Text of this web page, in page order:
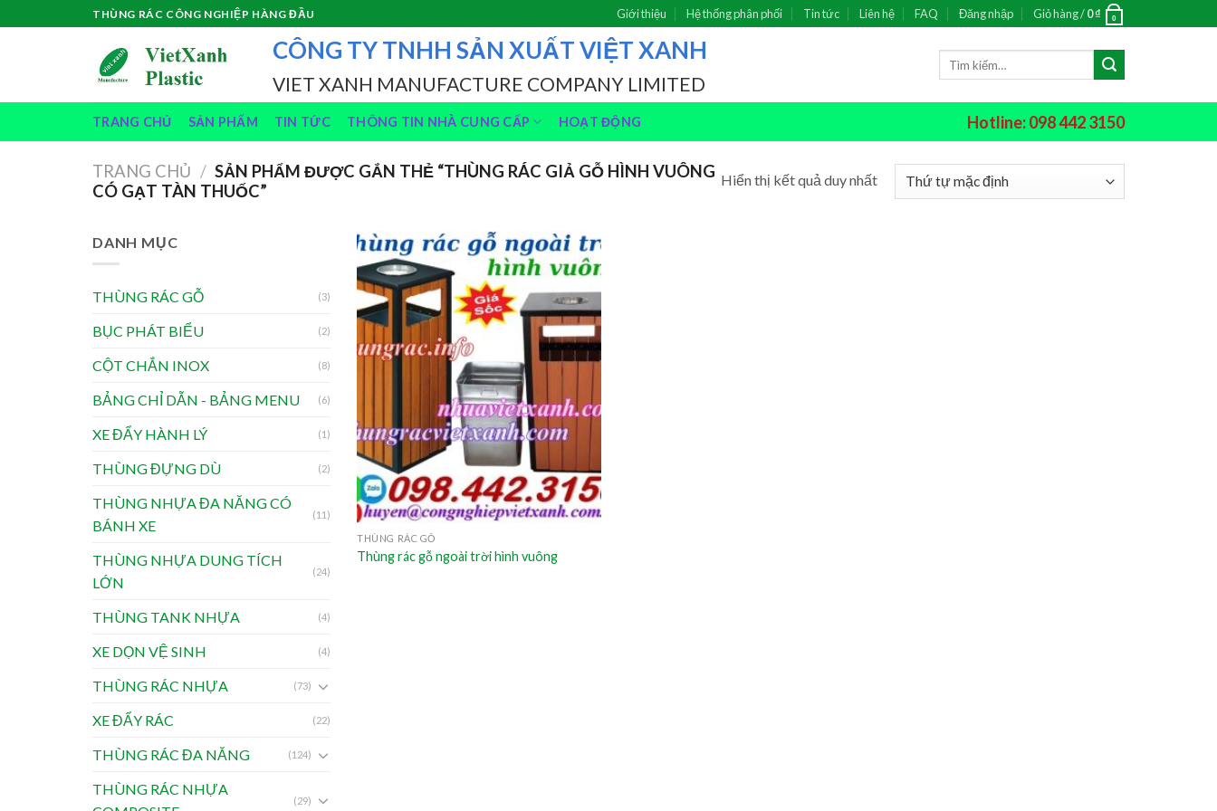
to
THÙNG RÁC CÔNG NGHIỆP HÀNG ĐẦU Giới thiệu Hệ thống phân phối Tin tức Liên hệ FAQ Đăng nhập Giỏ hàng /0₫ 0
CÔNG TY TNHH SẢN XUẤT VIỆT XANH
VIET XANH MANUFACTURE COMPANY LIMITED
TRANG CHỦ SẢN PHẨM TIN TỨC THÔNG TIN NHÀ CUNG CẤP HOẠT ĐỘNG Hotline: 098 442 3150
TRANG CHỦ / SẢN PHẨM ĐƯỢC GẮN THẺ “THÙNG RÁC GIẢ GỖ HÌNH VUÔNG
CÓ GẠT TÀN THUỐC”
Hiển thị kết quả duy nhất
DANH MỤC
THÙNG RÁC GỖ (3)
BỤC PHÁT BIỂU (2)
CỘT CHẮN INOX (8)
BẢNG CHỈ DẪN - BẢNG MENU (6)
XE ĐẨY HÀNH LÝ (1)
THÙNG ĐỰNG DÙ (2)
THÙNG NHỰA ĐA NĂNG CÓ
BÁNH XE
(11)
THÙNG NHỰA DUNG TÍCH
LỚN
(24)
THÙNG TANK NHỰA (4)
XE DỌN VỆ SINH (4)
THÙNG RÁC NHỰA (73)
XE ĐẨY RÁC (22)
THÙNG RÁC ĐA NĂNG (124)
THÙNG RÁC NHỰA
(29)
THÙNG RÁC GỖ
Thùng rác gỗ ngoài trời hình vuông